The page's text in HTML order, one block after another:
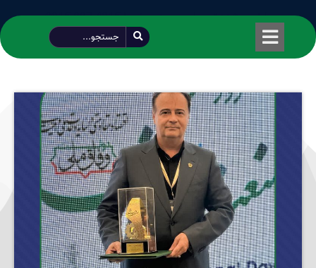
طراحی شده توسط محمود سیفی | 4215 887 0915